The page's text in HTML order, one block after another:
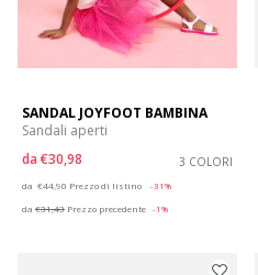
SANDAL JOYFOOT BAMBINA
Sandali aperti
da €30,98 3 COLORI
da €44,90 Prezzo di listino
-31%
da €31,43 Prezzo precedente -1%